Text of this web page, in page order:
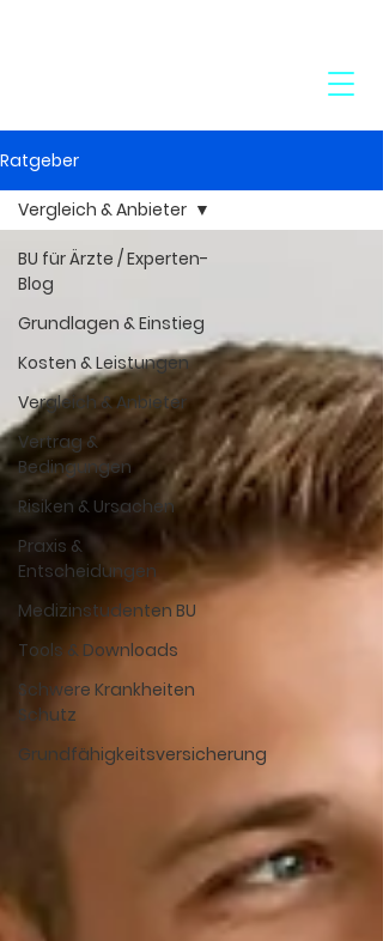
Ratgeber
BU für Ärzte / Experten-
Blog
Grundlagen & Einstieg
Kosten & Leistungen
Vergleich & Anbieter
Vertrag &
Bedingungen
Risiken & Ursachen
Praxis &
Entscheidungen
Medizinstudenten BU
Tools & Downloads
Schwere Krankheiten
Schutz
Grundfähigkeitsversicherung
Vergleich & Anbieter